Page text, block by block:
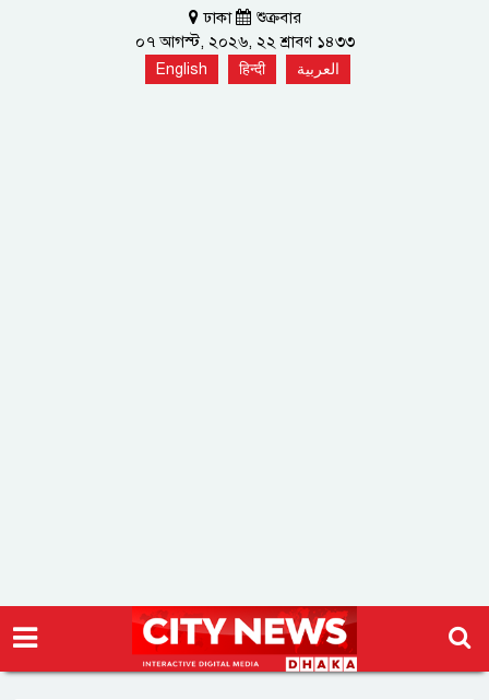
ঢাকা
শুক্রবার
০৭ আগস্ট, ২০২৬, ২২ শ্রাবণ ১৪৩৩
English हिन्दी العربية